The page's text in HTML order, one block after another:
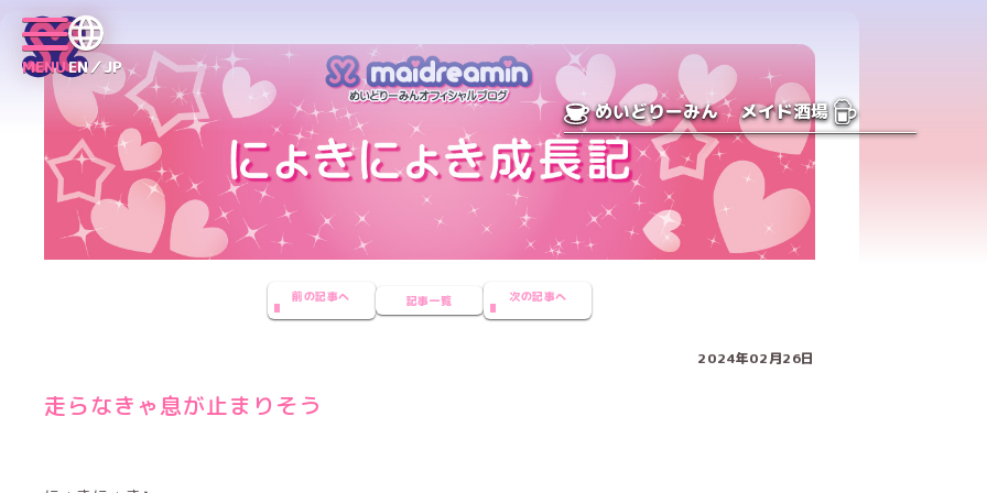
MENUEN／JP
めいどりーみん メイド酒場
前の記事へ 記事一覧 次の記事へ
2024年02月26日
走らなきゃ息が止まりそう